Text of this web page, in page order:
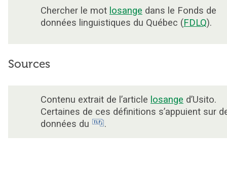
Chercher le mot losange dans le Fonds de
données linguistiques du Québec (FDLQ).
Sources
Contenu extrait de l’article losange d’Usito.
Certaines de ces définitions s’appuient sur
données du
.